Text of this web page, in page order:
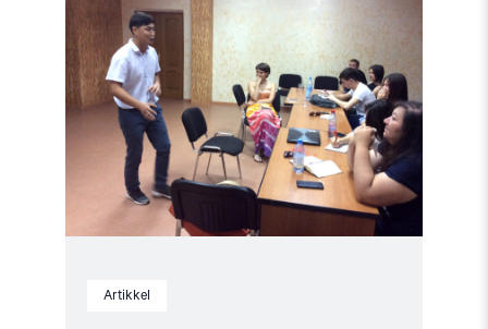
Artikkel
journalisttalenter"